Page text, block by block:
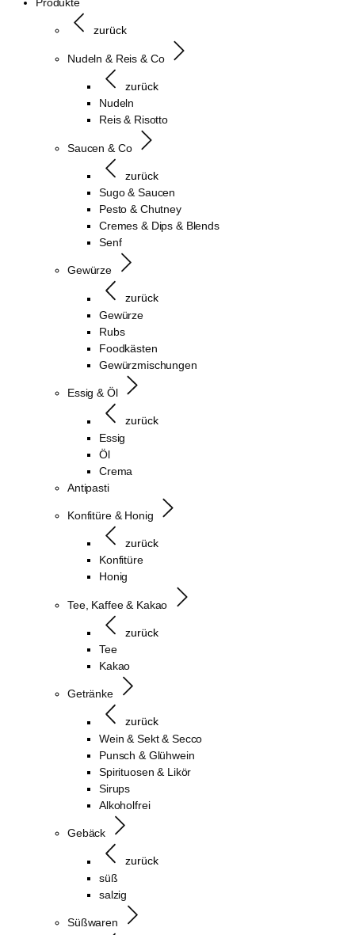
zurück
Nudeln & Reis & Co
zurück
Nudeln
Reis & Risotto
Saucen & Co
zurück
Sugo & Saucen
Pesto & Chutney
Cremes & Dips & Blends
Senf
Gewürze
zurück
Gewürze
Rubs
Foodkästen
Gewürzmischungen
Essig & Öl
zurück
Essig
Öl
Crema
Antipasti
Konfitüre & Honig
zurück
Konfitüre
Honig
Tee, Kaffee & Kakao
zurück
Tee
Kakao
Getränke
zurück
Wein & Sekt & Secco
Punsch & Glühwein
Spirituosen & Likör
Sirups
Alkoholfrei
Gebäck
zurück
süß
salzig
Süßwaren